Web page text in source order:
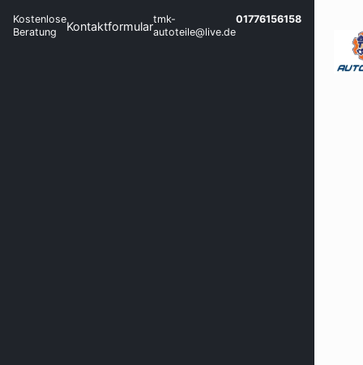
Kostenlose
Beratung
Kontaktformulartmk-
autoteile@live.de
01776156158